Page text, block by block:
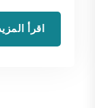
اقرأ